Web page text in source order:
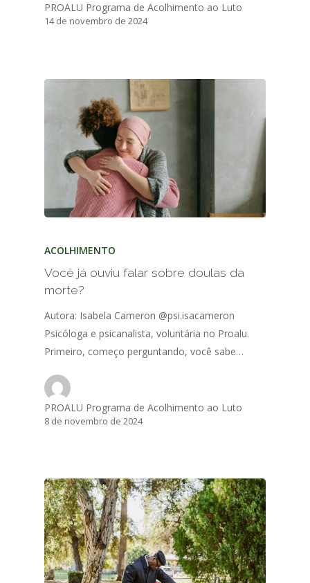
PROALU Programa de Acolhimento ao Luto
14 de novembro de 2024
ACOLHIMENTO
Você já ouviu falar sobre doulas da
morte?
Autora: Isabela Cameron @psi.isacameron
Psicóloga e psicanalista, voluntária no Proalu.
Primeiro, começo perguntando, você sabe…
PROALU Programa de Acolhimento ao Luto
8 de novembro de 2024